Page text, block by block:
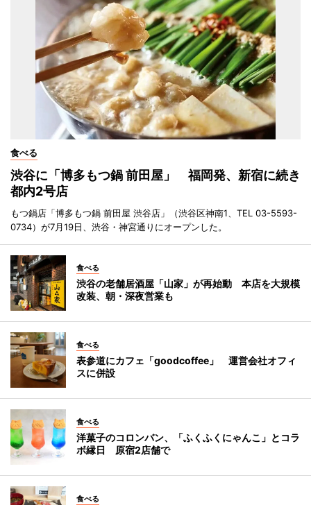
食べる
渋谷に「博多もつ鍋 前田屋」 福岡発、新宿に続き
都内2号店
もつ鍋店「博多もつ鍋 前田屋 渋谷店」（渋谷区神南1、TEL 03-5593-
0734）が7月19日、渋谷・神宮通りにオープンした。
食べる
渋谷の老舗居酒屋「山家」が再始動 本店を大規模
改装、朝・深夜営業も
食べる
表参道にカフェ「goodcoffee」 運営会社オフィ
スに併設
食べる
洋菓子のコロンバン、「ふくふくにゃんこ」とコラ
ボ縁日 原宿2店舗で
食べる